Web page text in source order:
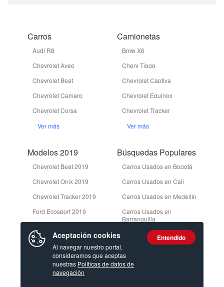
Carros
Audi R8
Chevrolet Aveo
Chevrolet Beat
Chevrolet Camaro
Chevrolet Corsa
Ver más
Camionetas
Bmw X6
Chery Tiggo
Chevrolet Captiva
Chevrolet Equinox
Chevrolet Tracker
Ver más
Modelos 2019
Chevrolet Beat 2019
Chevrolet Onix 2019
Chevrolet Tracker 2019
Ford Ecosport 2019
Ver más
Búsquedas Populares
Carros Usados en Bogotá
Carros Usados en Cali
Carros Usados en Medellín
Carros Usados en
Barranquilla
Camionetas Usadas en
Aceptación cookies
Al navegar nuestro portal,
consideramos que aceptas
nuestras Políticas de datos de
navegación
Entendido